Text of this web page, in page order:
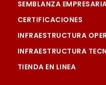
SEMBLANZA
CERTIFICACIONES
INFRAESTRUCTURA
INFRAESTRUCTURA
TIENDA EN LINEA